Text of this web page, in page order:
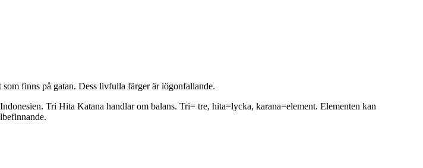
finns på gatan. Dess livfulla färger är iögonfallande.
Tri Hita Katana handlar om balans. Tri= tre, hita=lycka, karana=element. Elementen kan